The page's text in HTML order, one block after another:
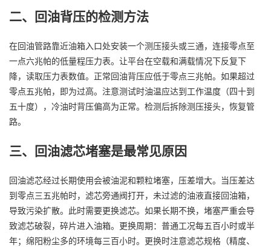
二、回油背压的检测方法
在回油管路靠近油箱入口处安装一个测压接头或三通，连接零点至
一点六兆帕的低量程压力表。让平台在空载和满载情况下反复下
降，读取压力表数值。正常回油背压应低于零点三兆帕。如果超过
零点五兆帕，即为过高。注意测试时油温应达到工作温度（四十到
五十度），冷油时背压偏高为正常。检测后拆除测压接头，恢复管
路。
三、回油滤芯堵塞是最常见原因
回油滤芯经过长期使用会被油泥和颗粒堵塞，压差增大。当压差达
到零点三五兆帕时，滤芯旁通阀打开，未过滤的油液直接回油箱，
导致污染扩散。此时需要更换滤芯。如果长期不换，堵塞严重会导
致滤芯破裂，碎片进入油箱。更换周期：普通工况每五百小时或半
年；绵阳粉尘多的环境每三百小时。更换时注意滤芯规格（精度、